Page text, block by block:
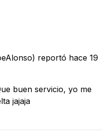
reportó hace 19
buen servicio, yo me
jajaja